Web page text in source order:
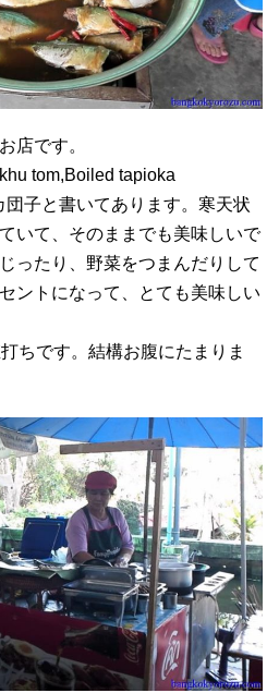
店です。
tom,Boiled tapioka
子と書いてあります。寒天状
いて、そのままでも美味しいで
ったり、野菜をつまんだりして
ントになって、とても美味しい
ちです。結構お腹にたまりま